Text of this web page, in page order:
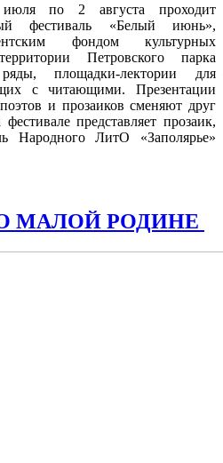
по 2 августа проходит
фестиваль «Белый июнь»,
фондом культурных
Петровского парка
площадки-лектории для
с читающими. Презентации
и прозаиков сменяют друг
представляет прозаик,
Народного ЛитО «Заполярье»
МАЛОЙ РОДИНЕ